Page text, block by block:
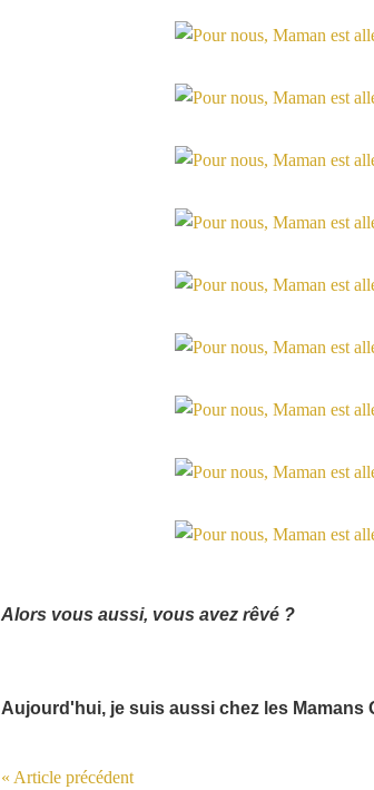
Alors vous aussi, vous avez rêvé ?
Aujourd'hui, je suis aussi chez les Mamans
« Article précédent